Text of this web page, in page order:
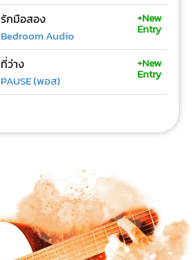
รักมือสอง
Bedroom Audio
+New
Entry
ที่ว่าง
PAUSE (พอส)
+New
Entry